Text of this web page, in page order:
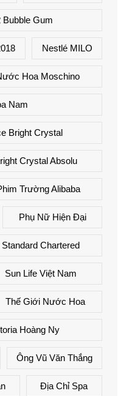
Bubble Gum
Nestlé MILO
Hoa Moschino
Nam
Bright Crystal
Crystal Absolu
Trường Alibaba
Phụ Nữ Hiện Đại
Standard Chartered
Sun Life Việt Nam
Thế Giới Nước Hoa
Hoàng Ny
Ông Vũ Văn Thắng
Địa Chỉ Spa